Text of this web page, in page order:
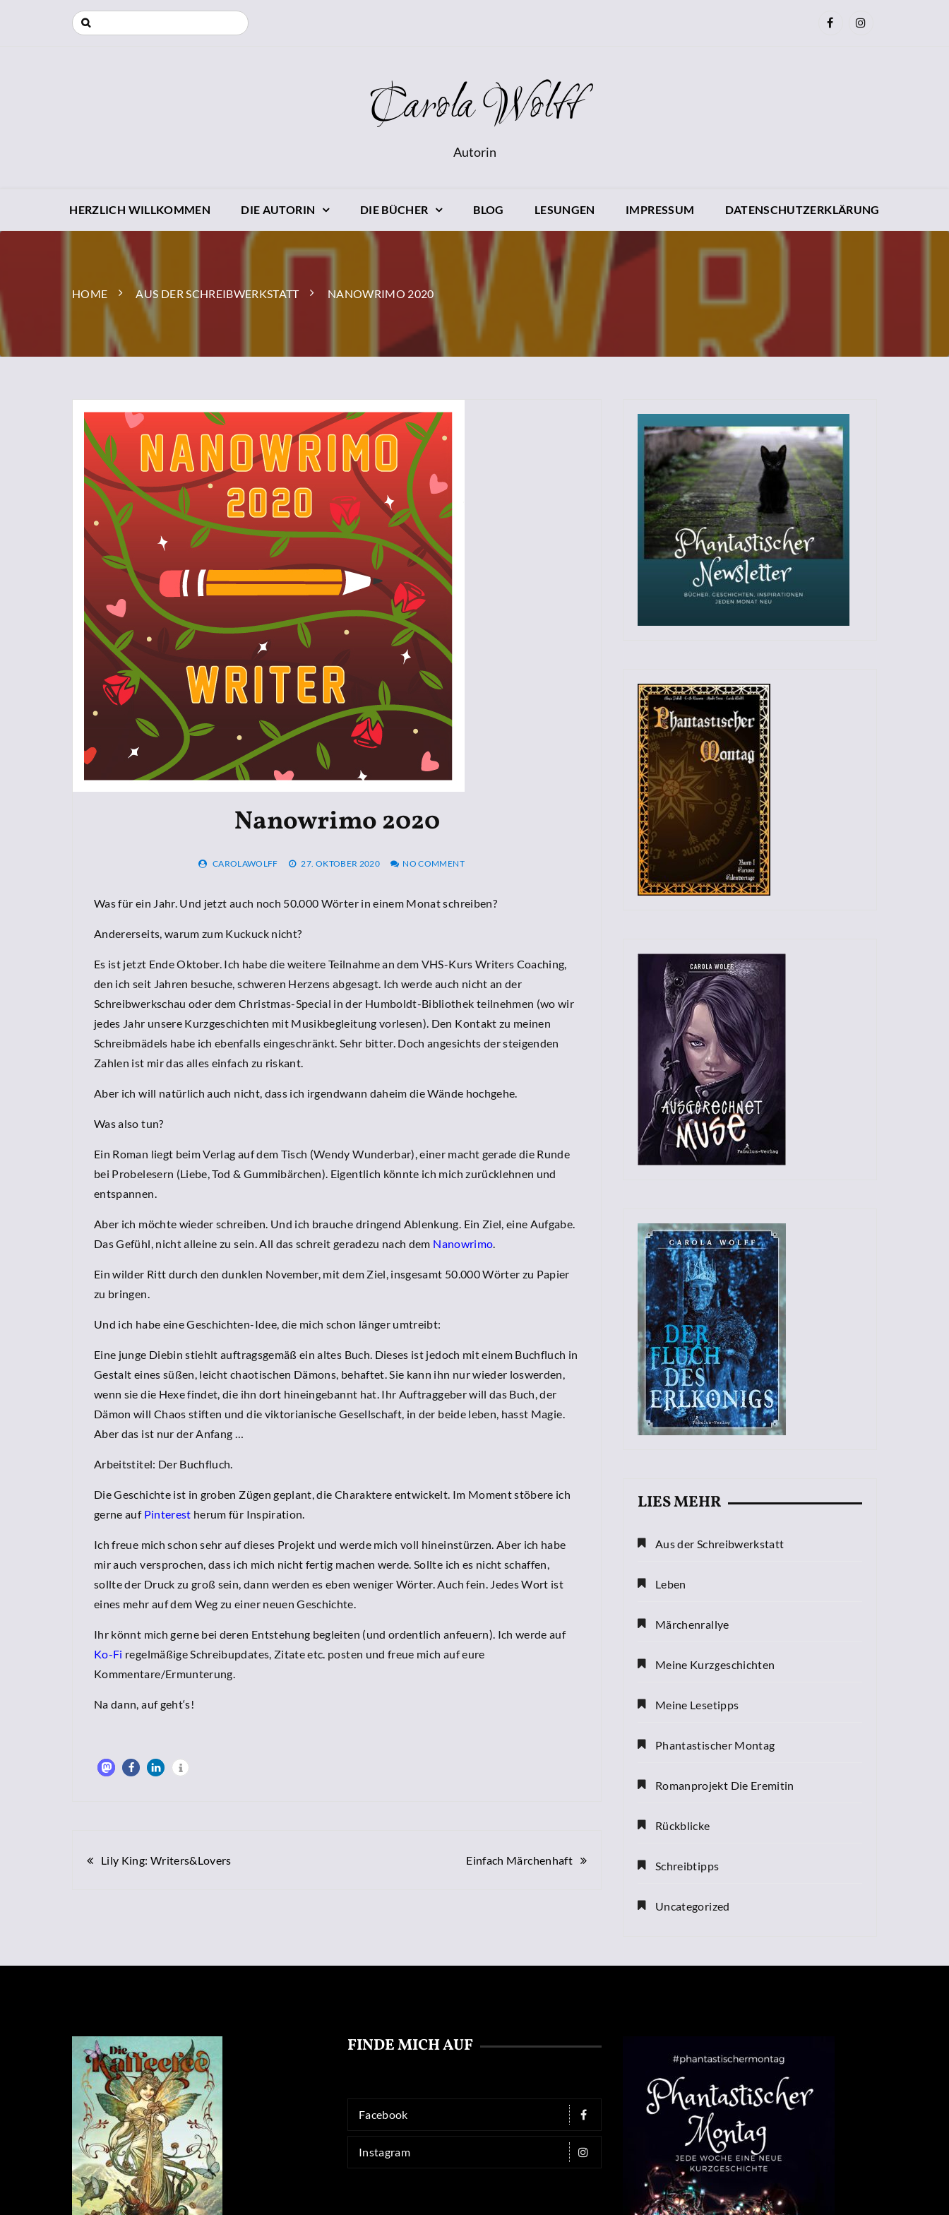
Carola Wolff
Autorin
HERZLICH WILLKOMMEN DIE AUTORIN DIE BÜCHER BLOG LESUNGEN IMPRESSUM DATENSCHUTZERKLÄRUNG
HOME AUS DER SCHREIBWERKSTATT NANOWRIMO 2020
Nanowrimo 2020
CAROLAWOLFF 27. OKTOBER 2020 NO COMMENT
Was für ein Jahr. Und jetzt auch noch 50.000 Wörter in einem Monat schreiben?
Andererseits, warum zum Kuckuck nicht?
Es ist jetzt Ende Oktober. Ich habe die weitere Teilnahme an dem VHS-Kurs Writers Coaching,
den ich seit Jahren besuche, schweren Herzens abgesagt. Ich werde auch nicht an der
Schreibwerkschau oder dem Christmas-Special in der Humboldt-Bibliothek teilnehmen (wo wir
jedes Jahr unsere Kurzgeschichten mit Musikbegleitung vorlesen). Den Kontakt zu meinen
Schreibmädels habe ich ebenfalls eingeschränkt. Sehr bitter. Doch angesichts der steigenden
Zahlen ist mir das alles einfach zu riskant.
Aber ich will natürlich auch nicht, dass ich irgendwann daheim die Wände hochgehe.
Was also tun?
Ein Roman liegt beim Verlag auf dem Tisch (Wendy Wunderbar), einer macht gerade die Runde
bei Probelesern (Liebe, Tod & Gummibärchen). Eigentlich könnte ich mich zurücklehnen und
entspannen.
Aber ich möchte wieder schreiben. Und ich brauche dringend Ablenkung. Ein Ziel, eine Aufgabe.
Das Gefühl, nicht alleine zu sein. All das schreit geradezu nach dem Nanowrimo.
Ein wilder Ritt durch den dunklen November, mit dem Ziel, insgesamt 50.000 Wörter zu Papier
zu bringen.
Und ich habe eine Geschichten-Idee, die mich schon länger umtreibt:
Eine junge Diebin stiehlt auftragsgemäß ein altes Buch. Dieses ist jedoch mit einem Buchfluch in
Gestalt eines süßen, leicht chaotischen Dämons, behaftet. Sie kann ihn nur wieder loswerden,
wenn sie die Hexe findet, die ihn dort hineingebannt hat. Ihr Auftraggeber will das Buch, der
Dämon will Chaos stiften und die viktorianische Gesellschaft, in der beide leben, hasst Magie.
Aber das ist nur der Anfang …
Arbeitstitel: Der Buchfluch.
Die Geschichte ist in groben Zügen geplant, die Charaktere entwickelt. Im Moment stöbere ich
gerne auf Pinterest herum für Inspiration.
Ich freue mich schon sehr auf dieses Projekt und werde mich voll hineinstürzen. Aber ich habe
mir auch versprochen, dass ich mich nicht fertig machen werde. Sollte ich es nicht schaffen,
sollte der Druck zu groß sein, dann werden es eben weniger Wörter. Auch fein. Jedes Wort ist
eines mehr auf dem Weg zu einer neuen Geschichte.
Ihr könnt mich gerne bei deren Entstehung begleiten (und ordentlich anfeuern). Ich werde auf
Ko-Fi regelmäßige Schreibupdates, Zitate etc. posten und freue mich auf eure
Kommentare/Ermunterung.
Na dann, auf geht‘s!
Beitragsnavigation
Lily King: Writers&Lovers Einfach Märchenhaft
LIES MEHR
Aus der Schreibwerkstatt
Leben
Märchenrallye
Meine Kurzgeschichten
Meine Lesetipps
Phantastischer Montag
Romanprojekt Die Eremitin
Rückblicke
Schreibtipps
Uncategorized
FINDE MICH AUF
Facebook
Instagram